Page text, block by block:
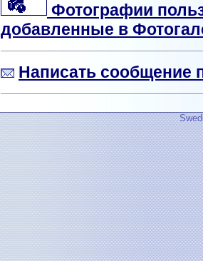
Фотографии
добавленные в
Написать сообщение